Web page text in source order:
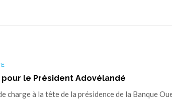
pour le Président Adovélandé
charge à la tête de la présidence de la Banque